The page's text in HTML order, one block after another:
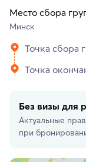
Место сбора
Минск
Точка
Точка
Без визы для
Актуальные
при